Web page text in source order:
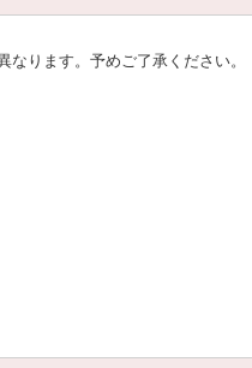
ります。予めご了承ください。